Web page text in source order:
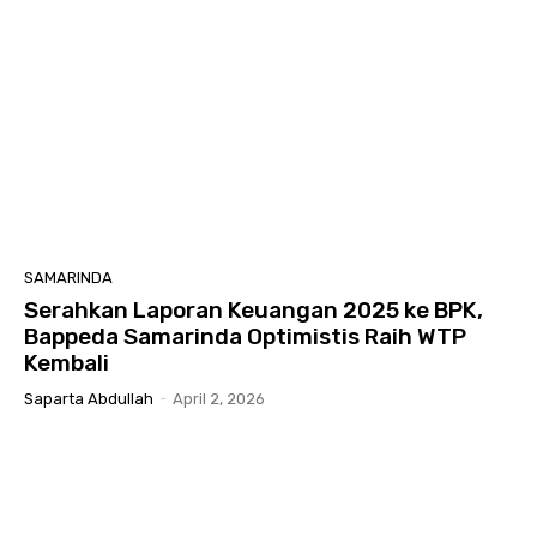
SAMARINDA
Serahkan Laporan Keuangan 2025 ke BPK,
Bappeda Samarinda Optimistis Raih WTP
Kembali
Saparta Abdullah - April 2, 2026